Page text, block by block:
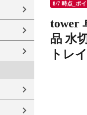
8/7 時点_ポ
tower
品 水
トレ